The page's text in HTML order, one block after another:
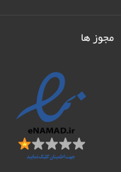
مجوز ها